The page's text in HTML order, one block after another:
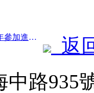
前一篇：中國旅游集團連續八年參加進博會，集中簽約超10億美元
返
中路935